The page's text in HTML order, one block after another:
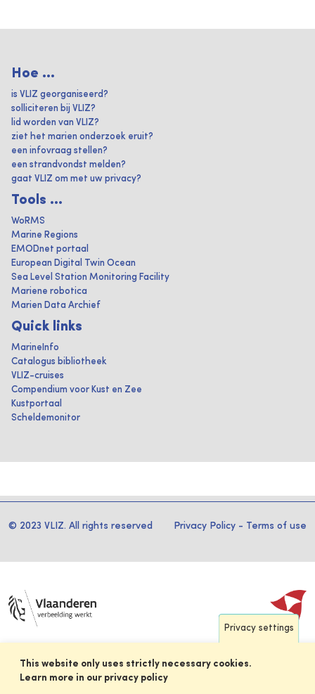
Hoe ...
is VLIZ georganiseerd?
solliciteren bij VLIZ?
lid worden van VLIZ?
ziet het marien onderzoek eruit?
een infovraag stellen?
een strandvondst melden?
gaat VLIZ om met uw privacy?
Tools ...
WoRMS
Marine Regions
EMODnet portaal
European Digital Twin Ocean
Sea Level Station Monitoring Facility
Mariene robotica
Marien Data Archief
Quick links
MarineInfo
Catalogus bibliotheek
VLIZ-cruises
Compendium voor Kust en Zee
Kustportaal
Scheldemonitor
© 2023 VLIZ. All rights reserved Privacy Policy - Terms of use
Privacy settings
This website only uses strictly necessary cookies.
Learn more in our privacy policy